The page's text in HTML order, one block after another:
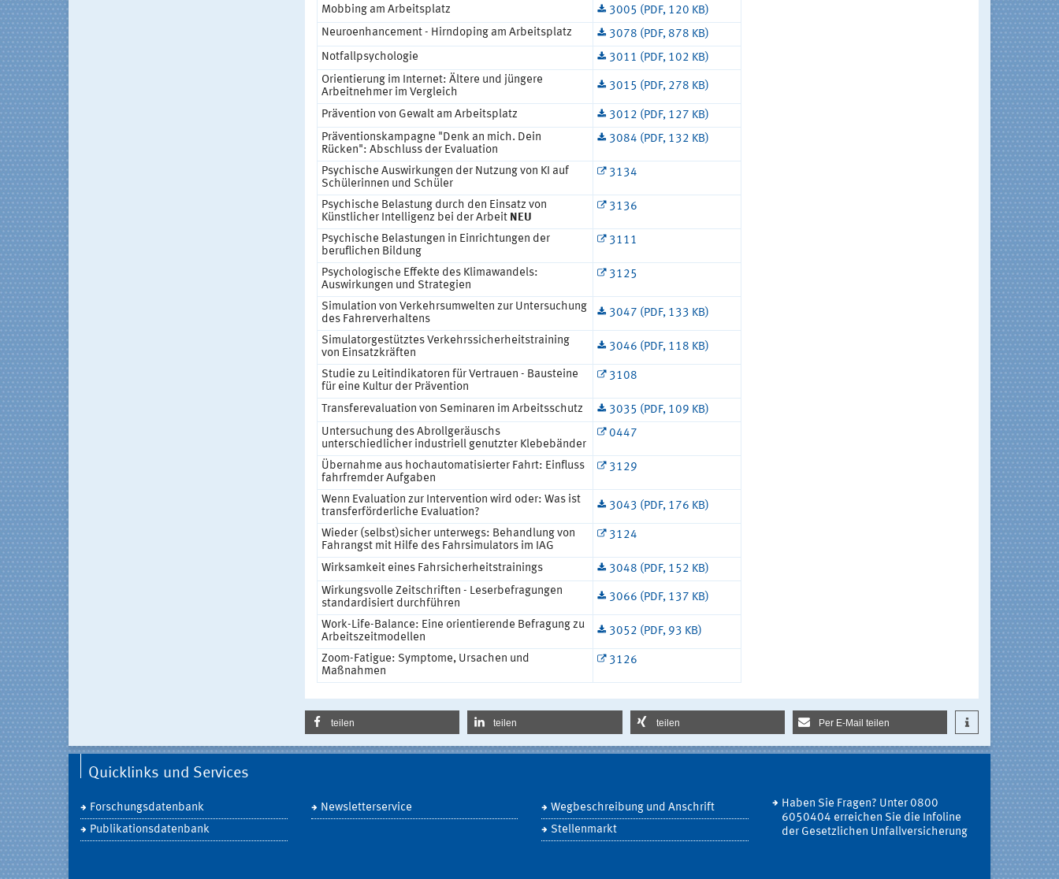
Mobbing am Arbeitsplatz
3005 (PDF, 120 KB)
Neuroenhancement - Hirndoping am Arbeitsplatz
3078 (PDF, 878 KB)
Notfallpsychologie
3011 (PDF, 102 KB)
Orientierung im Internet: Ältere und jüngere
Arbeitnehmer im Vergleich
3015 (PDF, 278 KB)
Prävention von Gewalt am Arbeitsplatz
3012 (PDF, 127 KB)
Präventionskampagne "Denk an mich. Dein
Rücken": Abschluss der Evaluation
3084 (PDF, 132 KB)
Psychische Auswirkungen der Nutzung von KI auf
Schülerinnen und Schüler
3134
Psychische Belastung durch den Einsatz von
Künstlicher Intelligenz bei der Arbeit NEU
3136
Psychische Belastungen in Einrichtungen der
beruflichen Bildung
3111
Psychologische Effekte des Klimawandels:
Auswirkungen und Strategien
3125
Simulation von Verkehrsumwelten zur Untersuchung
des Fahrerverhaltens
3047 (PDF, 133 KB)
Simulatorgestütztes Verkehrssicherheitstraining
von Einsatzkräften
3046 (PDF, 118 KB)
Studie zu Leitindikatoren für Vertrauen - Bausteine
für eine Kultur der Prävention
3108
Transferevaluation von Seminaren im Arbeitsschutz
3035 (PDF, 109 KB)
Untersuchung des Abrollgeräuschs
unterschiedlicher industriell genutzter Klebebänder
0447
Übernahme aus hochautomatisierter Fahrt: Einfluss
fahrfremder Aufgaben
3129
Wenn Evaluation zur Intervention wird oder: Was ist
transferförderliche Evaluation?
3043 (PDF, 176 KB)
Wieder (selbst)sicher unterwegs: Behandlung von
Fahrangst mit Hilfe des Fahrsimulators im IAG
3124
Wirksamkeit eines Fahrsicherheitstrainings
3048 (PDF, 152 KB)
Wirkungsvolle Zeitschriften - Leserbefragungen
standardisiert durchführen
3066 (PDF, 137 KB)
Work-Life-Balance: Eine orientierende Befragung zu
Arbeitszeitmodellen
3052 (PDF, 93 KB)
Zoom-Fatigue: Symptome, Ursachen und
Maßnahmen
3126
teilen teilen teilen Per E-Mail teilen
Quicklinks und Services
Forschungsdatenbank
Publikationsdatenbank
Newsletterservice
Wegbeschreibung und Anschrift
Stellenmarkt
Haben Sie Fragen? Unter 0800
6050404 erreichen Sie die Infoline
der Gesetzlichen Unfallversicherung